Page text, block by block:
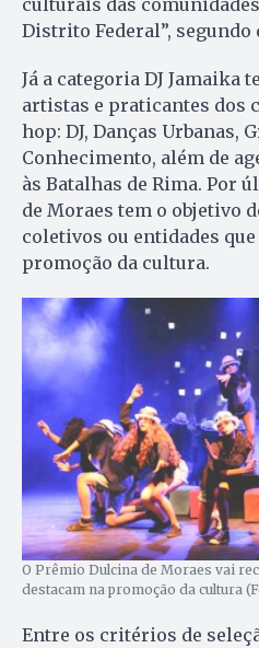
culturais das
Distrito Federal”, segundo
Já a categoria DJ Jamaika
artistas e praticantes dos
hop: DJ, Danças Urbanas,
Conhecimento, além de
às Batalhas de Rima. Por
de Moraes tem o objetivo
coletivos ou entidades
promoção da cultura.
O Prêmio Dulcina de Moraes vai
destacam na promoção da cultura
Entre os critérios de